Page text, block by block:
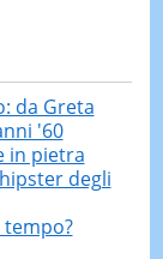
da Greta
'60
in pietra
degli
tempo?